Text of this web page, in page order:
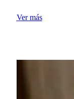
Ver más